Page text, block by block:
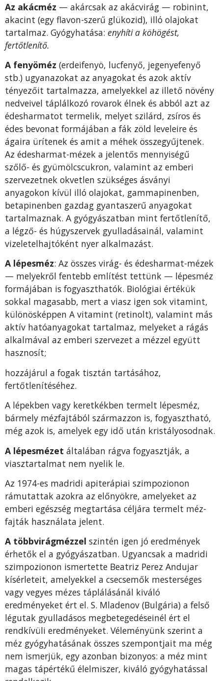
Az akácméz — akárcsak az akácvirág — robinint,
akacint (egy flavon-szerű glükozid), illó olajokat
tartalmaz. Gyógyhatása: enyhíti a köhögést,
fertőtlenítő.
A fenyöméz (erdeifenyö, lucfenyő, jegenyefenyő
stb.) ugyanazokat az anyagokat és azok aktív
tényezőit tartalmazza, amelyekkel az illető növény
nedveivel táplálkozó rovarok élnek és abból azt az
édesharmatot termelik, melyet szilárd, zsíros és
édes bevonat formájában a fák zöld leveleire és
ágaira ürítenek és amit a méhek összegyűjtenek.
Az édesharmat-mézek a jelentős mennyiségű
szőlő- és gyümölcscukron, valamint az emberi
szervezetnek okvetlen szükséges ásványi
anyagokon kívül illó olajokat, gammapinenben,
betapinenben gazdag gyantaszerű anyagokat
tartalmaznak. A gyógyászatban mint fertőtlenítő,
a légző- és húgyszervek gyulladásai­nál, valamint
vizeletelhajtóként nyer alkalmazást.
A lépesméz: Az összes virág- és édesharmat-mézek
— melyekről fentebb említést tettünk — lépesméz
formájában is fogyaszthatók. Biológiai ér­tékük
sokkal magasabb, mert a viasz igen sok vitamint,
különösképpen A vitamint (retinolt), vala­mint más
aktív hatóanyagokat tartalmaz, melyeket a rágás
alkalmá­val az emberi szervezet a mézzel együtt
hasznosít;
hozzájárul a fogak tisztán tartásához,
fertőtlenítéséhez.
A lépekben vagy keretkékben termelt lépesméz,
bármely mézfajtából származzon is, fogyasztható,
még azok is, amelyek egy idő után kris­tályosodnak.
A lépesmézet általában rágva fogyasztják, a
viasztartalmat nem nyelik le.
Az 1974-es madridi apiterápiai szimpozionon
rámutattak azokra az előnyökre, amelyeket az
emberi egészség megtartása céljára termelt méz­
fajták használata jelent.
A többvirágmézzel szintén igen jó eredmények
érhetők el a gyógyászat­ban. Ugyancsak a madridi
szimpozionon ismertette Beatriz Perez Andujar
kísérleteit, amelyekkel a csecsemők mesterséges
vagy vegyes mézes táp­lálásánál kiváló
eredményeket ért el. S. Mladenov (Bulgária) a felső
légutak gyulladásos megbetegedéseinél ért el
rendkívüli eredményeket. Véle­ményünk szerint a
méz gyógyhatásának összes szempontjait ma még
nem ismerjük, egy azonban bizonyos: a méz mint
magas tápértékű élelmiszer, kiváló gyógyhatással